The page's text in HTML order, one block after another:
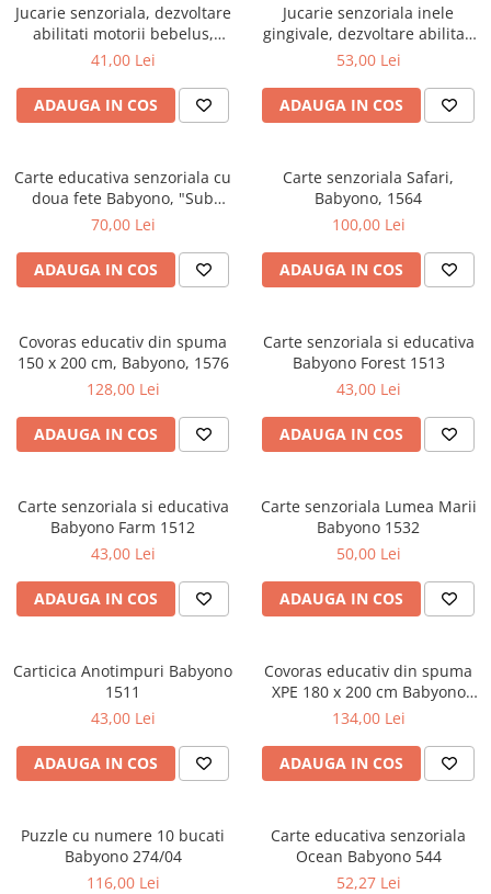
Olite tip scaunel simple
Reductoare antiderapante
Reductoare moi
Seturi cadite 86 cm
Seturi cadite anatomice
Suporti anatomici plastic
Suporti anatomici textili
Mese de infasat pliabile
Mese de infasat Ultra Light 50x70
Patuturi pliabile
Tampoane postnatale
Tampoane si protectii silicon
pentru san
Jucarie senzoriala, dezvoltare
abilitati motorii bebelus,
Iepuras, Babyono 1580
41,00 Lei
ADAUGA IN COS
Jucarie senzoriala inele
gingivale, dezvoltare abilitati
motorii bebelus, Minge Stele,
53,00 Lei
ADAUGA IN COS
Carte educativa senzoriala cu
doua fete Babyono, "Sub
mare", 1563
70,00 Lei
ADAUGA IN COS
Carte senzoriala Safari,
Babyono, 1564
100,00 Lei
ADAUGA IN COS
Covoras educativ din spuma
150 x 200 cm, Babyono, 1576
128,00 Lei
ADAUGA IN COS
Carte senzoriala si educativa
Babyono Forest 1513
43,00 Lei
ADAUGA IN COS
Carte senzoriala si educativa
Babyono Farm 1512
43,00 Lei
ADAUGA IN COS
Carte senzoriala Lumea Marii
Babyono 1532
50,00 Lei
ADAUGA IN COS
Carticica Anotimpuri Babyono
1511
43,00 Lei
ADAUGA IN COS
Covoras educativ din spuma
XPE 180 x 200 cm Babyono
1480
134,00 Lei
ADAUGA IN COS
Puzzle cu numere 10 bucati
Babyono 274/04
116,00 Lei
Carte educativa senzoriala
Ocean Babyono 544
52,27 Lei